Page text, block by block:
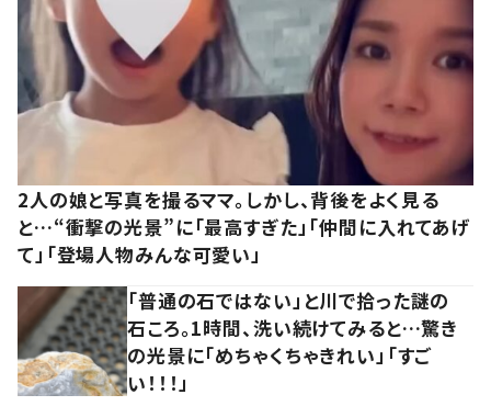
2人の娘と写真を撮るママ。しかし、背後をよく見る
と…“衝撃の光景”に「最高すぎた」「仲間に入れてあげ
て」「登場人物みんな可愛い」
「普通の石ではない」と川で拾った謎の
石ころ。1時間、洗い続けてみると…驚き
の光景に「めちゃくちゃきれい」「すご
い！！！」